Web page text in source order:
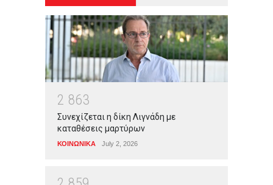
2 863
Συνεχίζεται η δίκη Λιγνάδη με
καταθέσεις μαρτύρων
ΚΟΙΝΩΝΙΚΑ July 2, 2026